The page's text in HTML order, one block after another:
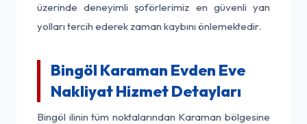
üzerinde deneyimli şoförlerimiz en güvenli yan
yolları tercih ederek zaman kaybını önlemektedir.
Bingöl Karaman Evden Eve
Nakliyat Hizmet Detayları
Bingöl ilinin tüm noktalarından Karaman bölgesine